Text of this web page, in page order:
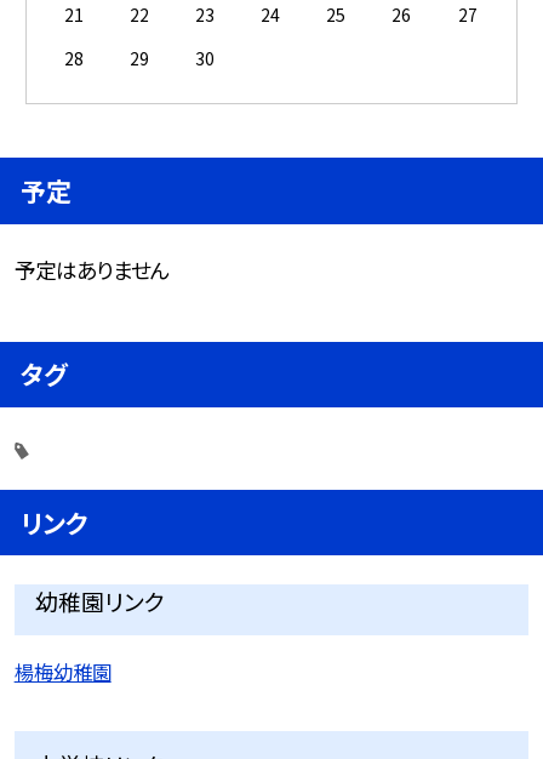
21
22 23 24 25 26
27
28
29 30
予定
予定はありません
タグ
リンク
幼稚園リンク
楊梅幼稚園